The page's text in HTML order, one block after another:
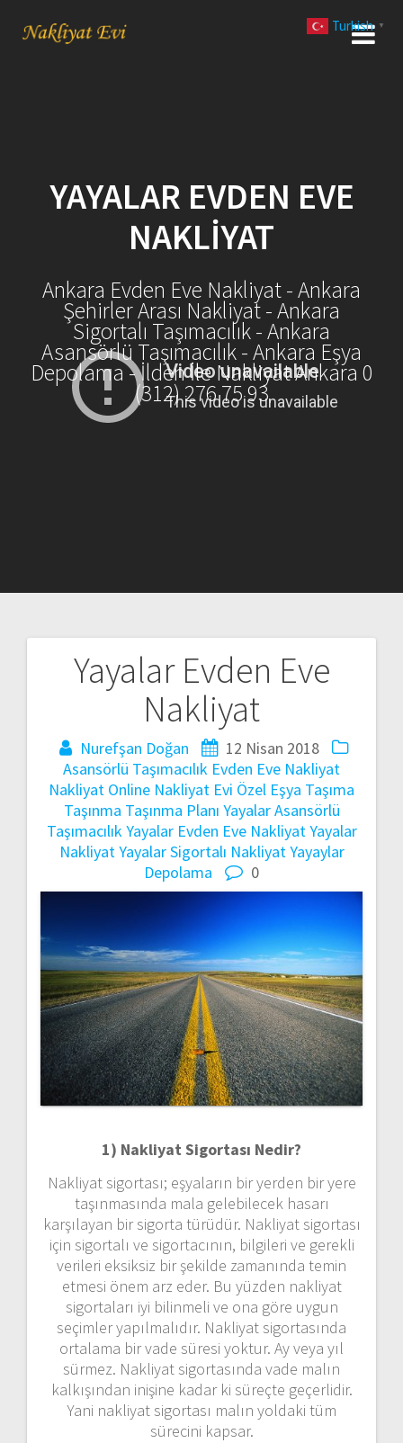
YAYALAR EVDEN EVE
NAKLIYAT
Ankara Evden Eve Nakliyat - Ankara
Şehirler Arası Nakliyat - Ankara
Sigortalı Taşımacılık - Ankara
Asansörlü Taşımacılık - Ankara Eşya
Depolama - İlden İle Nakliyat Ankara 0
(312) 276 75 93
Yayalar Evden Eve
Nakliyat
Nurefşan Doğan
12 Nisan 2018
Asansörlü Taşımacılık Evden Eve Nakliyat
Nakliyat Online Nakliyat Evi Özel Eşya Taşıma
Taşınma Taşınma Planı Yayalar Asansörlü
TaşımacılıkYayalar Evden Eve NakliyatYayalar
NakliyatYayalar Sigortalı NakliyatYayaylar
Depolama
0
1) Nakliyat Sigortası Nedir?
Nakliyat sigortası; eşyaların bir yerden bir yere
taşınmasında mala gelebilecek hasarı
karşılayan bir sigorta türüdür. Nakliyat sigortası
için sigortalı ve sigortacının, bilgileri ve gerekli
verileri eksiksiz bir şekilde zamanında temin
etmesi önem arz eder. Bu yüzden nakliyat
sigortaları iyi bilinmeli ve ona göre uygun
seçimler yapılmalıdır. Nakliyat sigortasında
ortalama bir vade süresi yoktur. Ay veya yıl
sürmez. Nakliyat sigortasında vade malın
kalkışından inişine kadar ki süreçte geçerlidir.
Yani nakliyat sigortası malın yoldaki tüm
sürecini kapsar.
Yazı
gezinmesi
Turkish ▼